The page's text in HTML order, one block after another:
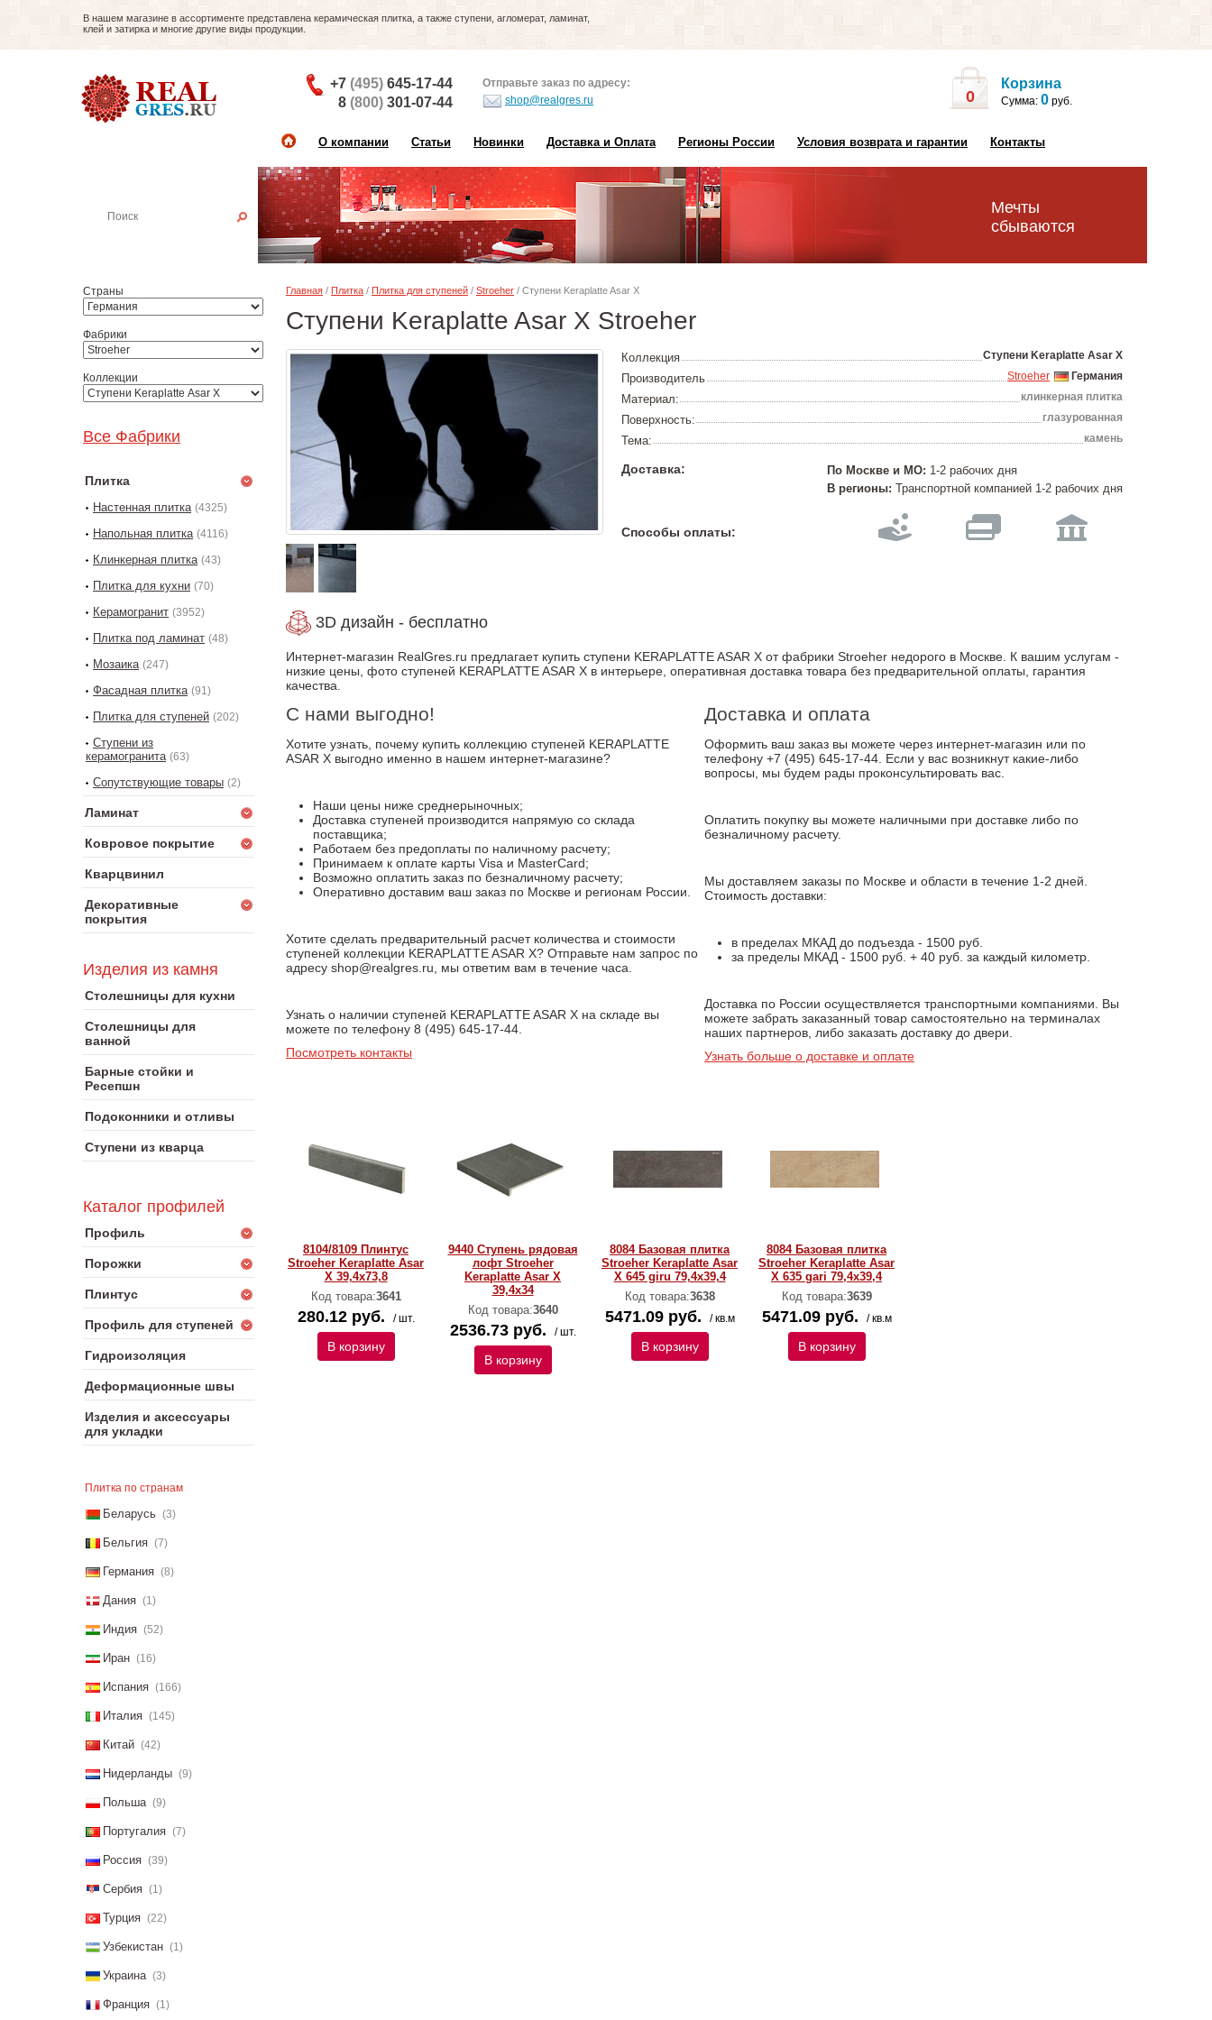
В нашем магазине в ассортименте представлена керамическая плитка, а также ступени, агломерат, ламинат,
клей и затирка и многие другие виды продукции.
+7 (495) 645-17-44
8 (800) 301-07-44
Отправьте заказ по адресу:
shop@realgres.ru
0
Корзина
Сумма: 0 руб.
О компании Статьи Новинки Доставка и Оплата Регионы России Условия возврата и гарантии Контакты
Мечты
сбываются
Страны
Фабрики
Коллекции
Все Фабрики
Плитка
Настенная плитка (4325)
Напольная плитка (4116)
Клинкерная плитка (43)
Плитка для кухни (70)
Керамогранит (3952)
Плитка под ламинат (48)
Мозаика (247)
Фасадная плитка (91)
Плитка для ступеней (202)
Ступени из
керамогранита (63)
Сопутствующие товары (2)
Ламинат
Ковровое покрытие
Кварцвинил
Декоративные
покрытия
Изделия из камня
Столешницы для кухни
Столешницы для
ванной
Барные стойки и
Ресепшн
Подоконники и отливы
Ступени из кварца
Каталог профилей
Профиль
Порожки
Плинтус
Профиль для ступеней
Гидроизоляция
Деформационные швы
Изделия и аксессуары
для укладки
Плитка по странам
Беларусь (3)
Бельгия (7)
Германия (8)
Дания (1)
Индия (52)
Иран (16)
Испания (166)
Италия (145)
Китай (42)
Нидерланды (9)
Польша (9)
Португалия (7)
Россия (39)
Сербия (1)
Турция (22)
Узбекистан (1)
Украина (3)
Франция (1)
Главная / Плитка / Плитка для ступеней / Stroeher / Ступени Keraplatte Asar X
Ступени Keraplatte Asar X Stroeher
Коллекция Ступени Keraplatte Asar X
Производитель Германия
Stroeher
Материал: клинкерная плитка
Поверхность: глазурованная
Тема: камень
Доставка: По Москве и МО: 1-2 рабочих дня
В регионы: Транспортной компанией 1-2 рабочих дня
Способы оплаты:
3D дизайн - бесплатно
Интернет-магазин RealGres.ru предлагает купить ступени KERAPLATTE ASAR X от фабрики Stroeher недорого в Москве. К вашим услугам -
низкие цены, фото ступеней KERAPLATTE ASAR X в интерьере, оперативная доставка товара без предварительной оплаты, гарантия
качества.
С нами выгодно!
Хотите узнать, почему купить коллекцию ступеней KERAPLATTE
ASAR X выгодно именно в нашем интернет-магазине?
Наши цены ниже среднерыночных;
Доставка ступеней производится напрямую со склада
поставщика;
Работаем без предоплаты по наличному расчету;
Принимаем к оплате карты Visa и MasterCard;
Возможно оплатить заказ по безналичному расчету;
Оперативно доставим ваш заказ по Москве и регионам России.
Хотите сделать предварительный расчет количества и стоимости
ступеней коллекции KERAPLATTE ASAR X? Отправьте нам запрос по
адресу shop@realgres.ru, мы ответим вам в течение часа.
Узнать о наличии ступеней KERAPLATTE ASAR X на складе вы
можете по телефону 8 (495) 645-17-44.
Посмотреть контакты
Доставка и оплата
Оформить ваш заказ вы можете через интернет-магазин или по
телефону +7 (495) 645-17-44. Если у вас возникнут какие-либо
вопросы, мы будем рады проконсультировать вас.
Оплатить покупку вы можете наличными при доставке либо по
безналичному расчету.
Мы доставляем заказы по Москве и области в течение 1-2 дней.
Стоимость доставки:
в пределах МКАД до подъезда - 1500 руб.
за пределы МКАД - 1500 руб. + 40 руб. за каждый километр.
Доставка по России осуществляется транспортными компаниями. Вы
можете забрать заказанный товар самостоятельно на терминалах
наших партнеров, либо заказать доставку до двери.
Узнать больше о доставке и оплате
8104/8109 Плинтус
Stroeher Keraplatte Asar
X 39,4х73,8
Код товара:3641
280.12 руб. / шт.
В корзину
9440 Ступень рядовая
лофт Stroeher
Keraplatte Asar X
39,4х34
Код товара:3640
2536.73 руб. / шт.
В корзину
8084 Базовая плитка
Stroeher Keraplatte Asar
X 645 giru 79,4х39,4
Код товара:3638
5471.09 руб. / кв.м
В корзину
8084 Базовая плитка
Stroeher Keraplatte Asar
X 635 gari 79,4х39,4
Код товара:3639
5471.09 руб. / кв.м
В корзину